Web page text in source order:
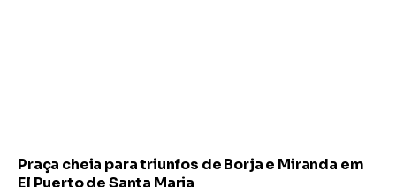
Praça cheia para triunfos de Borja e Miranda em
El Puerto de Santa Maria